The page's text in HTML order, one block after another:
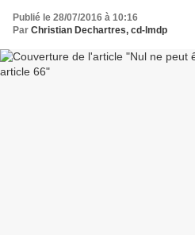
Publié le 28/07/2016 à 10:16
Par Christian Dechartres, cd-lmdp